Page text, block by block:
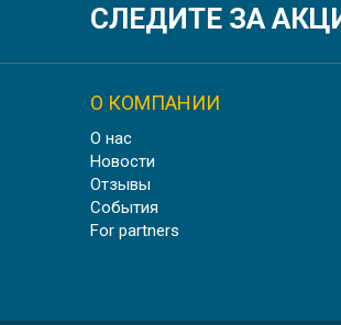
СЛЕДИТЕ ЗА
О КОМПАНИИ
О нас
Новости
Отзывы
События
For partners